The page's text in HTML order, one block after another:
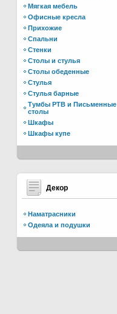
Мягкая мебель
Офисные кресла
Прихожие
Спальни
Стенки
Столы и стулья
Столы обеденные
Стулья
Стулья барные
Тумбы РТВ и Письменные
столы
Шкафы
Шкафы купе
Декор
Наматрасники
Одеяла и подушки